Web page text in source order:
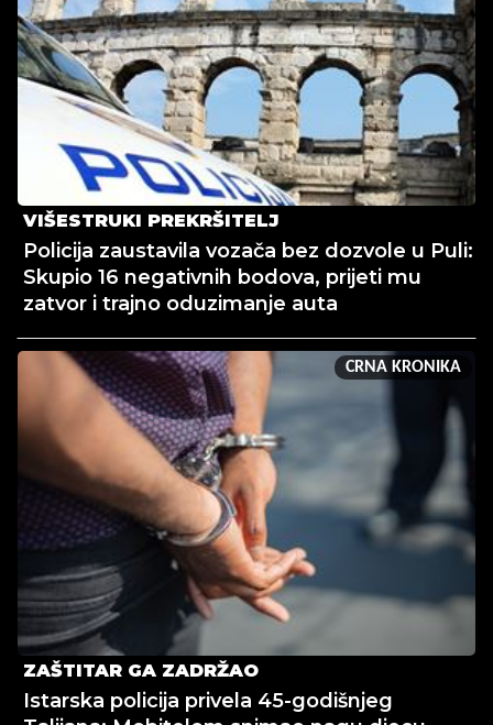
VIŠESTRUKI PREKRŠITELJ
Policija zaustavila vozača bez dozvole u Puli:
Skupio 16 negativnih bodova, prijeti mu
zatvor i trajno oduzimanje auta
CRNA KRONIKA
ZAŠTITAR GA ZADRŽAO
Istarska policija privela 45-godišnjeg